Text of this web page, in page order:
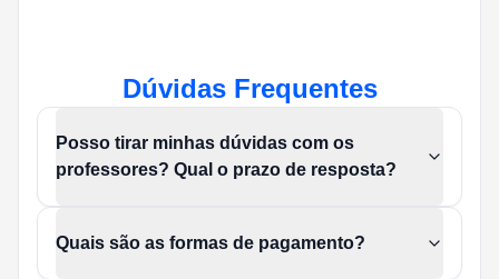
Dúvidas Frequentes
Posso tirar minhas dúvidas com os
professores? Qual o prazo de resposta?
Quais são as formas de pagamento?